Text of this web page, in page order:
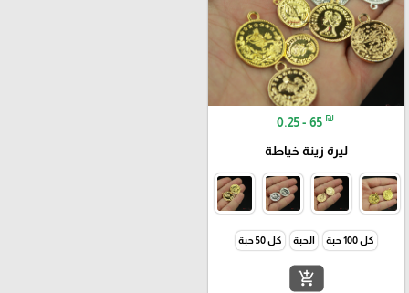
0.25 - 65 ₪
ليرة زينة خياطة
كل 100 حبة الحبة كل 50 حبة
add_shopping_cart